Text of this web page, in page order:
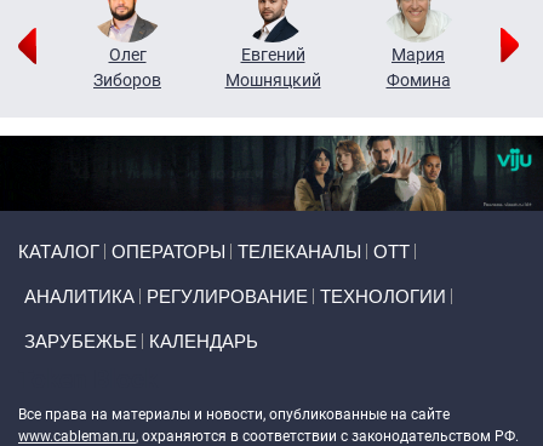
Олег
Зиборов
Евгений
Мошняцкий
Мария
Фомина
КАТАЛОГ ОПЕРАТОРЫ ТЕЛЕКАНАЛЫ ОТТ
АНАЛИТИКА РЕГУЛИРОВАНИЕ ТЕХНОЛОГИИ
ЗАРУБЕЖЬЕ КАЛЕНДАРЬ
Все права на материалы и новости, опубликованные на сайте
www.cableman.ru, охраняются в соответствии с законодательством РФ.